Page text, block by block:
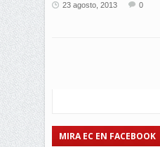
23 agosto, 2013 0
MIRA EC EN FACEBOOK